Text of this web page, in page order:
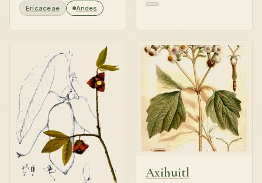
Ericaceae Andes
Axihuitl